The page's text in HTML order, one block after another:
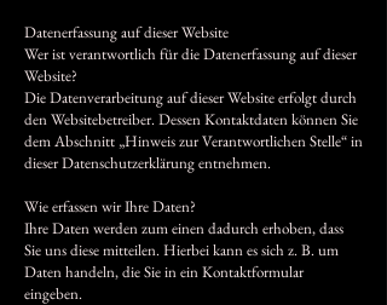
Datenerfassung auf dieser Website
Wer ist verantwortlich für die Datenerfassung auf dieser
Website?
Die Datenverarbeitung auf dieser Website erfolgt durch
den Websitebetreiber. Dessen Kontaktdaten können Sie
dem Abschnitt „Hinweis zur Verantwortlichen Stelle“ in
dieser Datenschutzerklärung entnehmen.
Wie erfassen wir Ihre Daten?
Ihre Daten werden zum einen dadurch erhoben, dass
Sie uns diese mitteilen. Hierbei kann es sich z. B. um
Daten handeln, die Sie in ein Kontaktformular
eingeben.